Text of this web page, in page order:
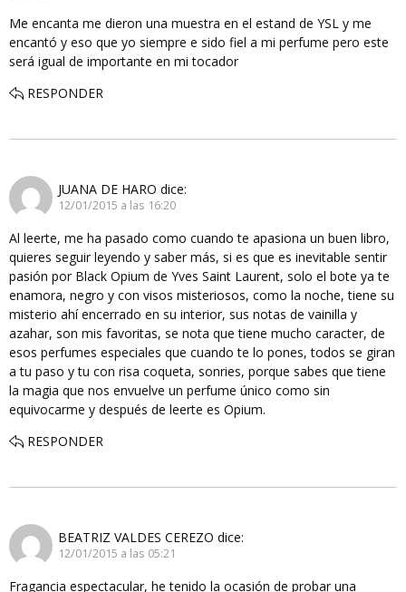
Me encanta me dieron una muestra en el estand de YSL y me
encantó y eso que yo siempre e sido fiel a mi perfume pero este
será igual de importante en mi tocador
RESPONDER
JUANA DE HARO dice:
12/01/2015 a las 16:20
Al leerte, me ha pasado como cuando te apasiona un buen libro,
quieres seguir leyendo y saber más, si es que es inevitable sentir
pasión por Black Opium de Yves Saint Laurent, solo el bote ya te
enamora, negro y con visos misteriosos, como la noche, tiene su
misterio ahí encerrado en su interior, sus notas de vainilla y
azahar, son mis favoritas, se nota que tiene mucho caracter, de
esos perfumes especiales que cuando te lo pones, todos se giran
a tu paso y tu con risa coqueta, sonries, porque sabes que tiene
la magia que nos envuelve un perfume único como sin
equivocarme y después de leerte es Opium.
RESPONDER
BEATRIZ VALDES CEREZO dice:
12/01/2015 a las 05:21
Fragancia espectacular, he tenido la ocasión de probar una